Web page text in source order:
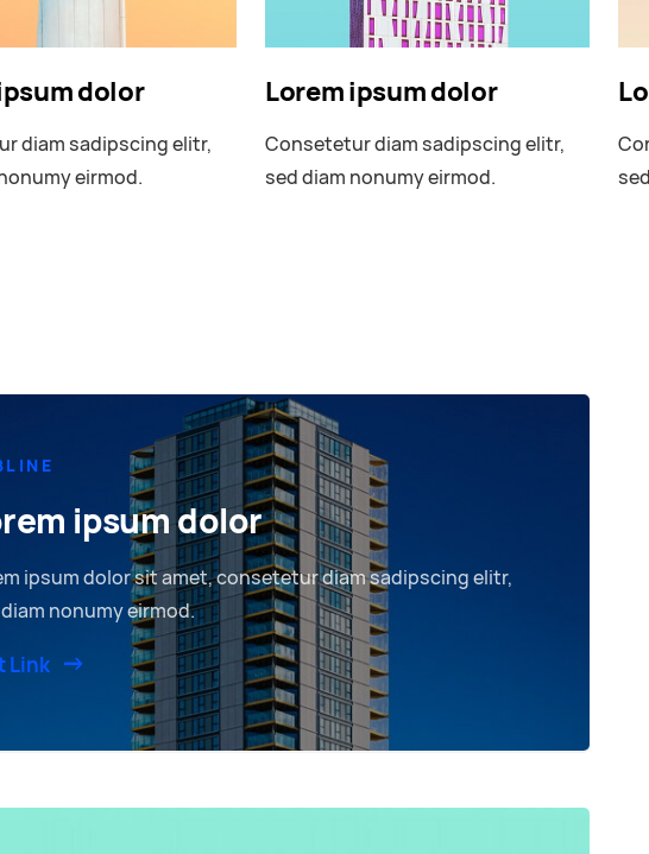
dolor
diam sadipscing elitr,
eirmod.
Lorem ipsum dolor
Consetetur diam sadipscing elitr,
sed diam nonumy eirmod.
ipsum dolor
ipsum dolor sit amet, consetetur diam sadipscing elitr,
nonumy eirmod.
Link